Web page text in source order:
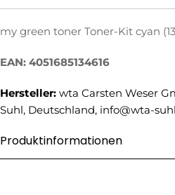
Name
E-
Mail
Telefonnummer
Ihre
my green toner Toner-Kit cyan
EAN: 4051685134616
Hersteller: wta Carsten Weser
Suhl, Deutschland, info@wta-
Produktinformationen